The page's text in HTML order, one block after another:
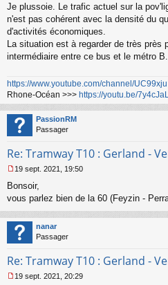
n
l
u
Je plussoie. Le trafic actuel sur la
n'est pas cohérent avec la densité du
d'activités économiques.
La situation est à regarder de très près
intermédiaire entre ce bus et le métro B...
https://www.youtube.com/channel/
Rhone-Océan >>> https://youtu.be/
PassionRM
Passager
Re: Tramway T10 : Gerland -
e
s
a
g
e
o
l
19 sept. 2021, 19:50
Bonsoir,
vous parlez bien de la 60 (Feyzin -
nanar
Passager
Re: Tramway T10 : Gerland -
19 sept. 2021, 20:29